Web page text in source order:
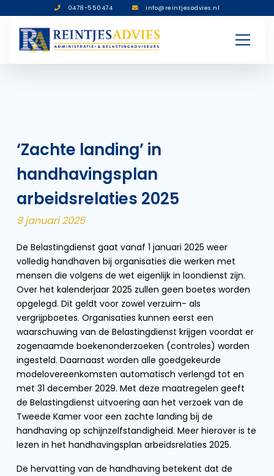
0478-550474 info@reintjesadvies.nl
‘Zachte landing’ in
handhavingsplan
arbeidsrelaties 2025
9 januari 2025
De Belastingdienst gaat vanaf 1 januari 2025 weer
volledig handhaven bij organisaties die werken met
mensen die volgens de wet eigenlijk in loondienst zijn.
Over het kalenderjaar 2025 zullen geen boetes worden
opgelegd. Dit geldt voor zowel verzuim- als
vergrijpboetes. Organisaties kunnen eerst een
waarschuwing van de Belastingdienst krijgen voordat er
zogenaamde boekenonderzoeken (controles) worden
ingesteld. Daarnaast worden alle goedgekeurde
modelovereenkomsten automatisch verlengd tot en
met 31 december 2029. Met deze maatregelen geeft
de Belastingdienst uitvoering aan het verzoek van de
Tweede Kamer voor een zachte landing bij de
handhaving op schijnzelfstandigheid. Meer hierover is te
lezen in het handhavingsplan arbeidsrelaties 2025.
De hervatting van de handhaving betekent dat de